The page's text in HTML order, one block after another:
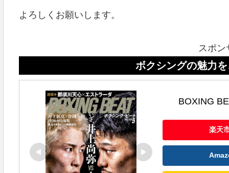
よろしくお願いします。
スポ
ボクシングの魅力を、ボクシ
BOXING
楽天